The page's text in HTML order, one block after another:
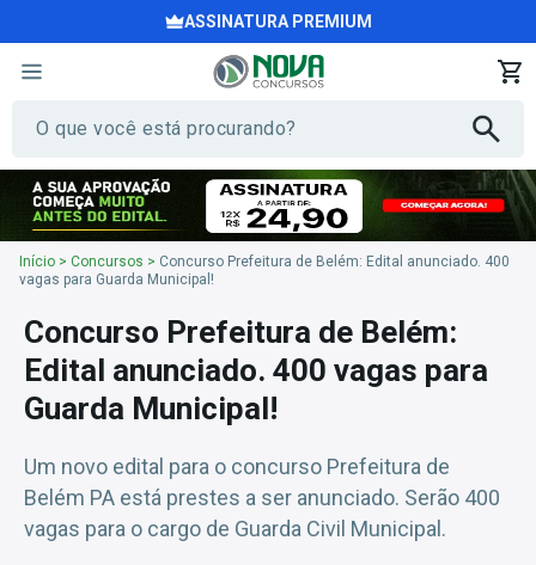
ASSINATURA PREMIUM
Início > Concursos > Concurso Prefeitura de Belém: Edital anunciado. 400
vagas para Guarda Municipal!
Concurso Prefeitura de Belém:
Edital anunciado. 400 vagas para
Guarda Municipal!
Um novo edital para o concurso Prefeitura de
Belém PA está prestes a ser anunciado. Serão 400
vagas para o cargo de Guarda Civil Municipal.